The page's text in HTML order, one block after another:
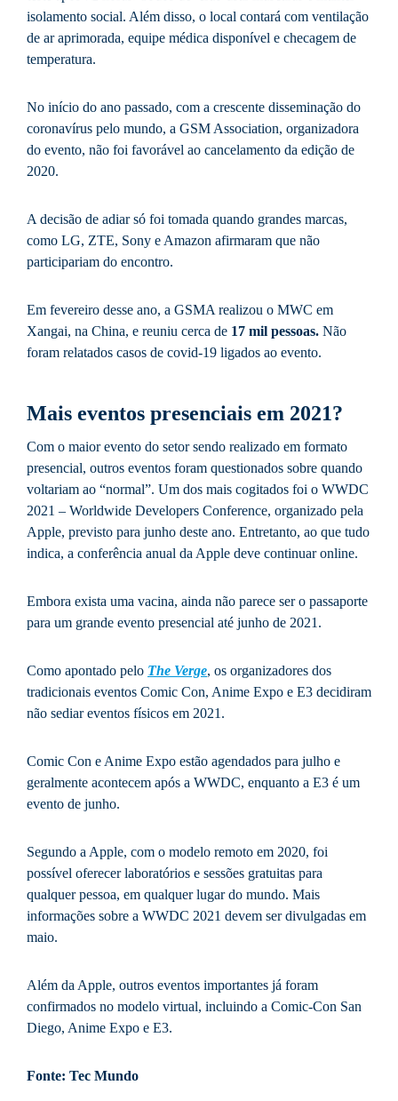
isolamento social. Além disso, o local contará com ventilação
de ar aprimorada, equipe médica disponível e checagem de
temperatura.
No início do ano passado, com a crescente disseminação do
coronavírus pelo mundo, a GSM Association, organizadora
do evento, não foi favorável ao cancelamento da edição de
2020.
A decisão de adiar só foi tomada quando grandes marcas,
como LG, ZTE, Sony e Amazon afirmaram que não
participariam do encontro.
Em fevereiro desse ano, a GSMA realizou o MWC em
Xangai, na China, e reuniu cerca de 17 mil pessoas. Não
foram relatados casos de covid-19 ligados ao evento.
Mais eventos presenciais em 2021?
Com o maior evento do setor sendo realizado em formato
presencial, outros eventos foram questionados sobre quando
voltariam ao “normal”. Um dos mais cogitados foi o WWDC
2021 – Worldwide Developers Conference, organizado pela
Apple, previsto para junho deste ano. Entretanto, ao que tudo
indica, a conferência anual da Apple deve continuar online.
Embora exista uma vacina, ainda não parece ser o passaporte
para um grande evento presencial até junho de 2021.
Como apontado pelo The Verge, os organizadores dos
tradicionais eventos Comic Con, Anime Expo e E3 decidiram
não sediar eventos físicos em 2021.
Comic Con e Anime Expo estão agendados para julho e
geralmente acontecem após a WWDC, enquanto a E3 é um
evento de junho.
Segundo a Apple, com o modelo remoto em 2020, foi
possível oferecer laboratórios e sessões gratuitas para
qualquer pessoa, em qualquer lugar do mundo. Mais
informações sobre a WWDC 2021 devem ser divulgadas em
maio.
Além da Apple, outros eventos importantes já foram
confirmados no modelo virtual, incluindo a Comic-Con San
Diego, Anime Expo e E3.
Fonte: Tec Mundo